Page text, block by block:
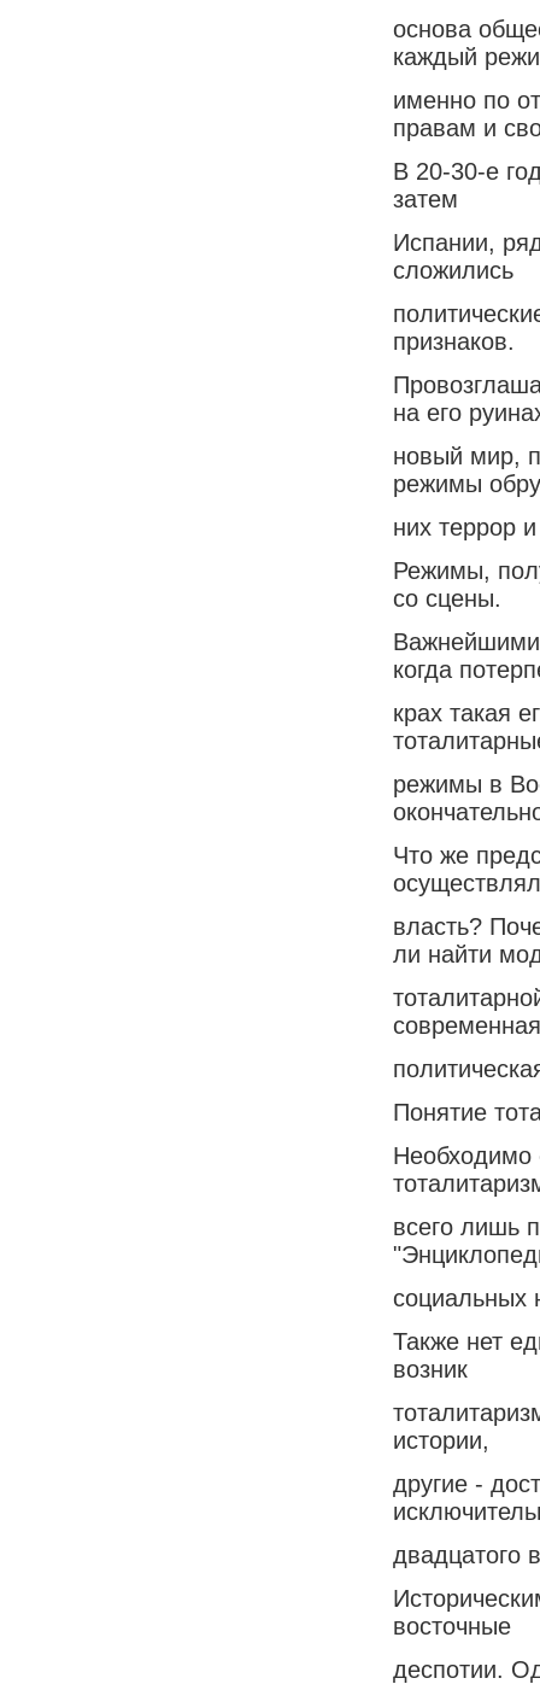
основа
каждый
именно по
правам и
В 20-30-е
затем
Испании,
сложились
признаков.
на его
новый мир,
режимы
них террор
Режимы,
со сцены.
Важнейшими
когда
крах такая
режимы в
Что же
власть?
ли найти
современная
Понятие
Необходимо
всего лишь
социальных
Также нет
возник
истории,
другие -
двадцатого
восточные
деспотии.